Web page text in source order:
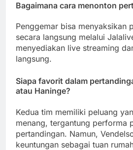
Bagaimana cara menonton
Penggemar bisa menyaksikan
secara langsung melalui
menyediakan live streaming
langsung.
Siapa favorit dalam
atau Haninge?
Kedua tim memiliki peluang
menang, tergantung performa
pertandingan. Namun,
keuntungan sebagai tuan